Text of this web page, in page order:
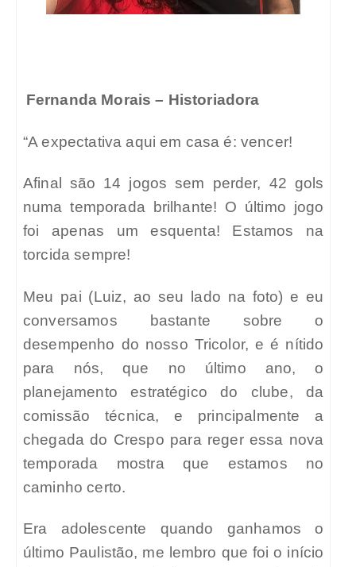
Fernanda Morais – Historiadora
“A expectativa aqui em casa é: vencer!
Afinal são 14 jogos sem perder, 42 gols
numa temporada brilhante! O último jogo
foi apenas um esquenta! Estamos na
torcida sempre!
Meu pai (Luiz, ao seu lado na foto) e eu
conversamos bastante sobre o
desempenho do nosso Tricolor, e é nítido
para nós, que no último ano, o
planejamento estratégico do clube, da
comissão técnica, e principalmente a
chegada do Crespo para reger essa nova
temporada mostra que estamos no
caminho certo.
Era adolescente quando ganhamos o
último Paulistão, me lembro que foi o início